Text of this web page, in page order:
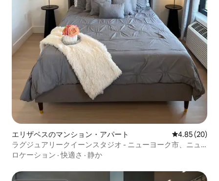
エリザベスのマンション・アパート レビュー20
4.85 (20)
ラグジュアリークイーンスタジオ - ニューヨーク市、ニュ
ーアーク国際空港、メットライフまで数分
ロケーション ·快適さ · 静か